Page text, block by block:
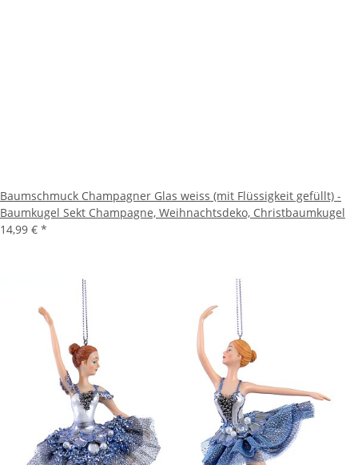
Baumschmuck Champagner Glas weiss (mit Flüssigkeit gefüllt) -
Baumkugel Sekt Champagne, Weihnachtsdeko, Christbaumkugel
14,99 € *